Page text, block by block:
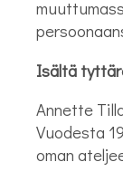
Isältä
Annette
Vuodesta
oman